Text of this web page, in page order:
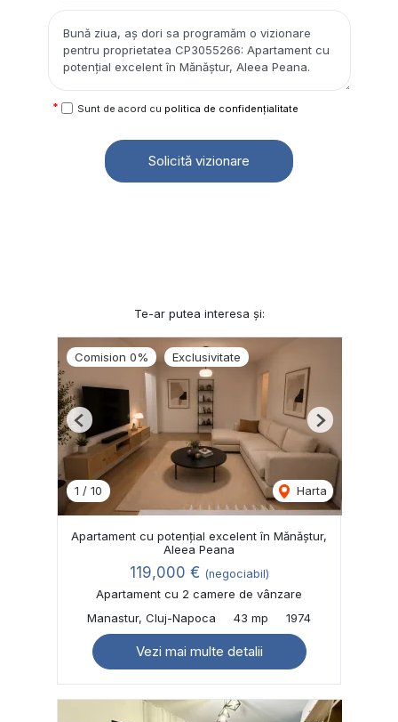
Sunt de acord cu politica de confidențialitate
Solicită vizionare
Te-ar putea interesa și:
Comision 0% Exclusivitate
1 / 10 Harta
Previous Next
Apartament cu potențial excelent în Mănăștur,
Aleea Peana
119,000 € (negociabil)
Apartament cu 2 camere de vânzare
Manastur, Cluj-Napoca
43 mp 1974
Vezi mai multe detalii